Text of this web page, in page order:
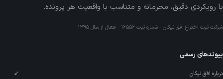
با رویکردی دقیق، محرمانه و متناسب با واقعیت هر پرونده.
شرکت ثبت اختراع افق نیکان · شماره ثبت ۱۶۵۵۶ · فعال از سال ۱۳۹۵
پیوندهای رسمی
درباره افق نیکان
↙